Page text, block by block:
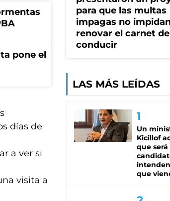
pone el
días de
a ver si
visita a
para que las multas
impagas no
renovar el carnet de
conducir
LAS MÁS LEÍDAS
Un
Kicillof
que será
que